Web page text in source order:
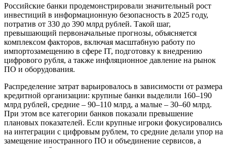
Российские банки продемонстрировали значительный рост
инвестиций в информационную безопасность в 2025 году,
потратив от 330 до 390 млрд рублей. Такой шаг,
превышающий первоначальные прогнозы, объясняется
комплексом факторов, включая масштабную работу по
импортозамещению в сфере IT, подготовку к внедрению
цифрового рубля, а также инфляционное давление на рынок
ПО и оборудования.
Распределение затрат варьировалось в зависимости от размера
кредитной организации: крупные банки выделили 160–190
млрд рублей, средние – 90–110 млрд, а малые – 30–60 млрд.
При этом все категории банков показали превышение
плановых показателей. Если крупные игроки фокусировались
на интеграции с цифровым рублем, то средние делали упор на
замещение иностранного ПО и объединение сервисов, а